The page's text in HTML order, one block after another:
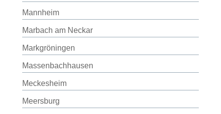
Mannheim
Marbach am Neckar
Markgröningen
Massenbachhausen
Meckesheim
Meersburg